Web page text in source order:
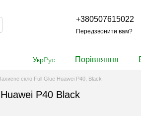
+380507615022
Передзвонити вам?
УкрРус Порівняння
скло Full Glue Huawei P40, Black
P40 Black